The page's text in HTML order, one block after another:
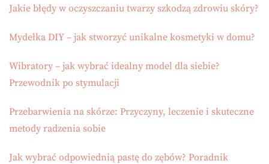
Jakie błędy w oczyszczaniu twarzy szkodzą zdrowiu skóry?
Mydełka DIY – jak stworzyć unikalne kosmetyki w domu?
Wibratory – jak wybrać idealny model dla siebie?
Przewodnik po stymulacji
Przebarwienia na skórze: Przyczyny, leczenie i skuteczne
metody radzenia sobie
Jak wybrać odpowiednią pastę do zębów? Poradnik